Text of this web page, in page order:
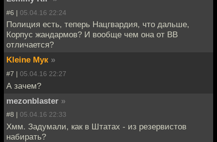
#6 | 05.04.16 22:24
Полиция есть, теперь Нацгвардия, что дальше,
Корпус жандармов? И вообще чем она от ВВ
отличается?
Kleine Мук »
#7 | 05.04.16 22:27
А зачем?
mezonblaster »
#8 | 05.04.16 22:33
Хмм. Задумали, как в Штатах - из резервистов
набирать?